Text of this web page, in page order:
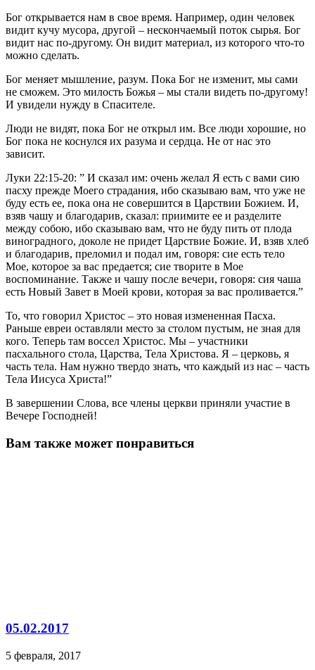
Бог открывается нам в свое время. Например, один человек
видит кучу мусора, другой – нескончаемый поток сырья. Бог
видит нас по-другому. Он видит материал, из которого что-то
можно сделать.
Бог меняет мышление, разум. Пока Бог не изменит, мы сами
не сможем. Это милость Божья – мы стали видеть по-другому!
И увидели нужду в Спасителе.
Люди не видят, пока Бог не открыл им. Все люди хорошие, но
Бог пока не коснулся их разума и сердца. Не от нас это
зависит.
Луки 22:15-20: ” И сказал им: очень желал Я есть с вами сию
пасху прежде Моего страдания, ибо сказываю вам, что уже не
буду есть ее, пока она не совершится в Царствии Божием. И,
взяв чашу и благодарив, сказал: приимите ее и разделите
между собою, ибо сказываю вам, что не буду пить от плода
виноградного, доколе не придет Царствие Божие. И, взяв хлеб
и благодарив, преломил и подал им, говоря: сие есть тело
Мое, которое за вас предается; сие творите в Мое
воспоминание. Также и чашу после вечери, говоря: сия чаша
есть Новый Завет в Моей крови, которая за вас проливается.”
То, что говорил Христос – это новая измененная Пасха.
Раньше евреи оставляли место за столом пустым, не зная для
кого. Теперь там воссел Христос. Мы – участники
пасхального стола, Царства, Тела Христова. Я – церковь, я
часть тела. Нам нужно твердо знать, что каждый из нас – часть
Тела Иисуса Христа!”
В завершении Слова, все члены церкви приняли участие в
Вечере Господней!
Вам также может понравиться
05.02.2017
5 февраля, 2017